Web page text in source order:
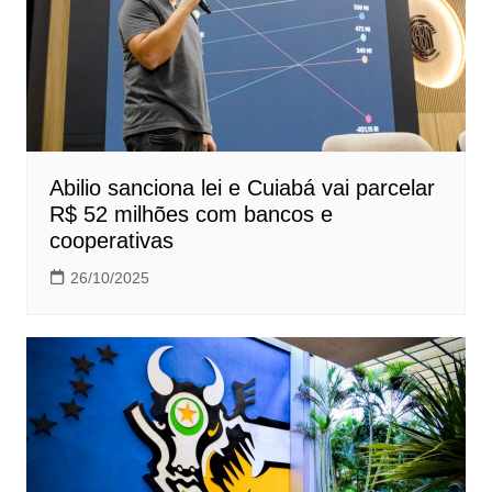
Abilio sanciona lei e Cuiabá vai parcelar
R$ 52 milhões com bancos e
cooperativas
26/10/2025